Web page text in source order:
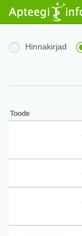
Hinnakirjad
Toode